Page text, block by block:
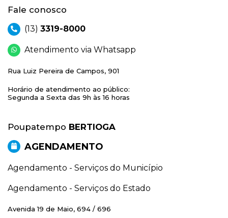
Fale conosco
(13) 3319-8000
Atendimento via Whatsapp
Rua Luiz Pereira de Campos, 901
Horário de atendimento ao público:
Segunda a Sexta das 9h às 16 horas
Poupatempo BERTIOGA
AGENDAMENTO
Agendamento - Serviços do Município
Agendamento - Serviços do Estado
Avenida 19 de Maio, 694 / 696